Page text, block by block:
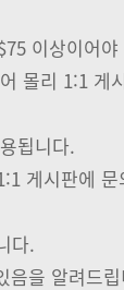
이상이어
몰리 1:1 게
됩니다.
게시판에
다.
음을 알려드